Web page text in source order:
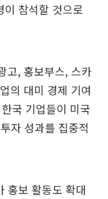
참석할 것으로
고, 홍보부스, 스카
의 대미 경제 기여
국 기업들이 미국
자 성과를 집중적
홍보 활동도 확대